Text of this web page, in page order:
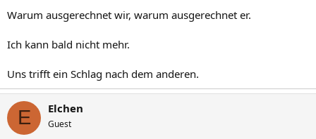
Warum ausgerechnet wir, warum ausgerechnet er.
Ich kann bald nicht mehr.
Uns trifft ein Schlag nach dem anderen.
E Elchen
Guest